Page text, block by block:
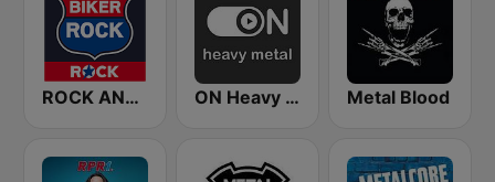
ROCK ANTENNE Biker Rock ON Heavy Metal Metal Blood